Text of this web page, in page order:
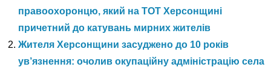
правоохоронцю, який на ТОТ Херсонщині
причетний до катувань мирних жителів
Жителя Херсонщини засуджено до 10 років
ув’язнення: очолив окупаційну адміністрацію села